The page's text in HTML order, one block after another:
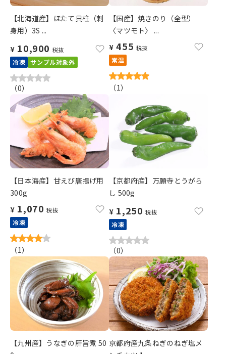
【北海道産】ほたて貝柱（刺
身用）3S ...
¥ 10,900 税抜
冷凍 サンプル対象外
（0）
【国産】焼きのり（全型）
〈マツモト〉 ...
¥ 455 税抜
常温
（1）
【日本海産】甘えび唐揚げ用
300g
¥ 1,070 税抜
冷凍
（1）
【京都府産】万願寺とうがら
し 500g
¥ 1,250 税抜
冷凍
（0）
【九州産】うなぎの肝旨煮 50 京都府産九条ねぎのねぎ塩メ